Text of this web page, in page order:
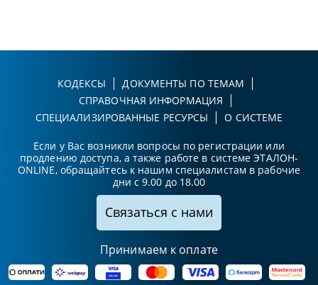
КОДЕКСЫ
ДОКУМЕНТЫ ПО ТЕМАМ
СПРАВОЧНАЯ ИНФОРМАЦИЯ
СПЕЦИАЛИЗИРОВАННЫЕ РЕСУРСЫ
О СИСТЕМЕ
Если у Вас возникли вопросы по регистрации или
продлению доступа, а также работе в системе ЭТАЛОН-
ONLINE, обращайтесь к нашим специалистам в рабочие
дни с 9.00 до 18.00
Связаться с нами
Принимаем к оплате